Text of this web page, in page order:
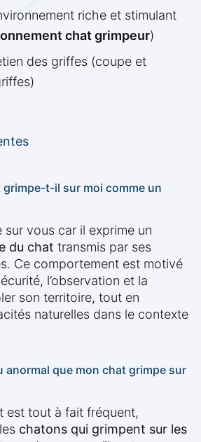
riche et stimulant
chat grimpeur)
des griffes (coupe et
t-il sur moi comme un
vous car il exprime un
du chat transmis par ses
Ce comportement est motivé
l’observation et la
son territoire, tout en
naturelles dans le contexte
anormal que mon chat grimpe sur
est tout à fait fréquent,
chatons qui grimpent sur les